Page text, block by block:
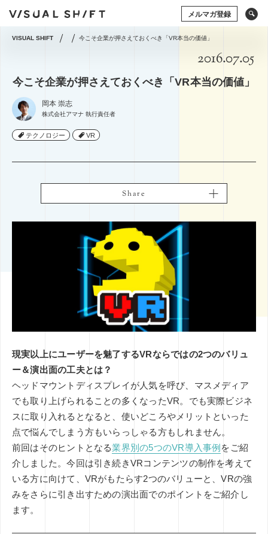
メルマガ登録
ソーシャルメディア
動画
アマナの事例
撮影術
View All Tag
View All Tag
ドローン アート×ビジネス CG
VR
ストックフォト
撮影術
シズル
コミュニケーションデザイン
地方創生／地域活性
アプリケーション
空間デザイン
Webサイト
プレゼンテーション
企画の立て方
オウンドメディア
Webデザイン
編集・ライティング
イラスト・マンガ
ミエナイモノを可視化
グラフィックレコーディング
印刷技術
企業のブランディング事例
インナーブランディング
CX
五感 コンテンツマーケティング
VISUAL SHIFT 今こそ企業が押さえておくべき「VR本当の価値」
2016.07.05
今こそ企業が押さえておくべき「VR本当の価値」
岡本 崇志
株式会社アマナ 執行責任者
テクノロジー
テクノロジー VR
VR
Share
Share
現実以上にユーザーを魅了するVRならではの2つのバリュ
ー＆演出面の工夫とは？
ヘッドマウントディスプレイが人気を呼び、マスメディア
でも取り上げられることの多くなったVR。でも実際ビジネ
スに取り入れるとなると、使いどころやメリットといった
点で悩んでしまう方もいらっしゃる方もしれません。
前回はそのヒントとなる業界別の5つのVR導入事例をご紹
介しました。今回は引き続きVRコンテンツの制作を考えて
いる方に向けて、VRがもたらす2つのバリューと、VRの強
みをさらに引き出すための演出面でのポイントをご紹介し
ます。